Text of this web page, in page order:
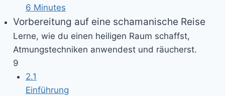
6 Minutes
Vorbereitung auf eine schamanische Reise
Lerne, wie du einen heiligen Raum schaffst,
Atmungstechniken anwendest und räucherst.
9
2.1
Einführung